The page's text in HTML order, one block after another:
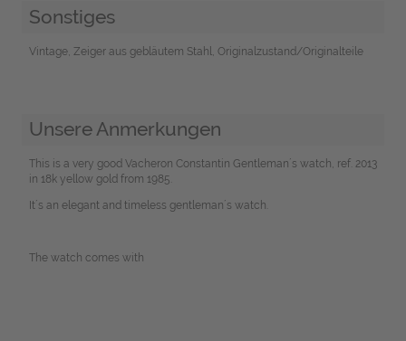
Sonstiges
Vintage, Zeiger aus gebläutem Stahl, Originalzustand/Originalteile
Unsere Anmerkungen
This is a very good Vacheron Constantin Gentleman´s watch, ref. 2013
in 18k yellow gold from 1985.
It´s an elegant and timeless gentleman´s watch.
The watch comes with